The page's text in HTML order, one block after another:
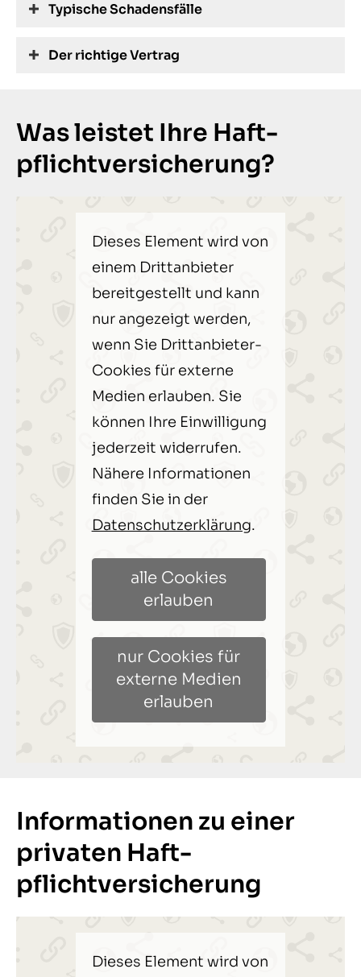
Typische Schadensfälle
Der richtige Vertrag
Was leistet Ihre Haft­
pflichtversicherung?
Dieses Element wird von
einem Drittanbieter
bereitgestellt und kann
nur angezeigt werden,
wenn Sie Drittanbieter-
Cookies für externe
Medien erlauben. Sie
können Ihre Einwilligung
jederzeit widerrufen.
Nähere Informationen
finden Sie in der
Datenschutzerklärung.
alle Cookies
erlauben
nur Cookies für
externe Medien
erlauben
Informationen zu einer
privaten Haft­
pflichtversicherung
Dieses Element wird von